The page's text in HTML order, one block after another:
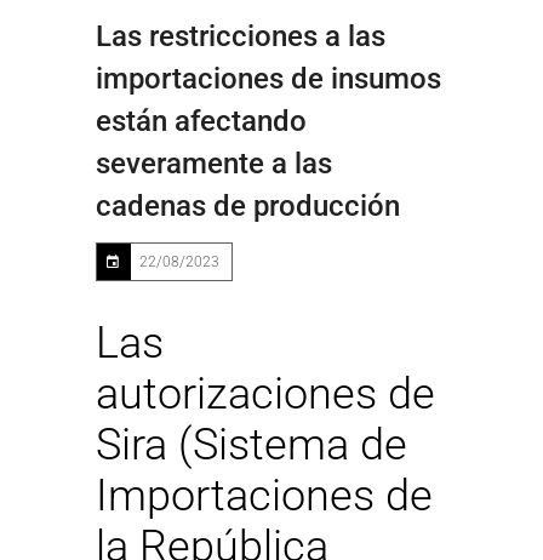
Las restricciones a las
importaciones de insumos
están afectando
severamente a las
cadenas de producción
22/08/2023
Las
autorizaciones de
Sira (Sistema de
Importaciones de
la República